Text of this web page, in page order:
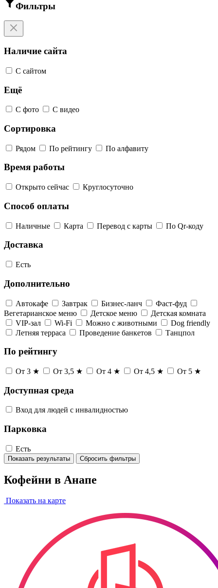
Фильтры
Наличие сайта
С сайтом
Ещё
С фото С видео
Сортировка
Рядом По рейтингу По алфавиту
Время работы
Открыто сейчас Круглосуточно
Способ оплаты
Наличные Карта Перевод с карты По Qr-коду
Доставка
Есть
Дополнительно
Автокафе Завтрак Бизнес-ланч
Фаст-фуд
Вегетарианское меню
Детское меню
Детская комната
VIP-зал
Wi-Fi Можно с животными
Dog friendly
Летняя терраса
Проведение банкетов Танцпол
По рейтингу
От 3 ★ От 3,5 ★ От 4 ★ От 4,5 ★ От 5 ★
Доступная среда
Вход для людей с инвалидностью
Парковка
Есть
Показать результаты Сбросить фильтры
Кофейни в Анапе
Показать на карте